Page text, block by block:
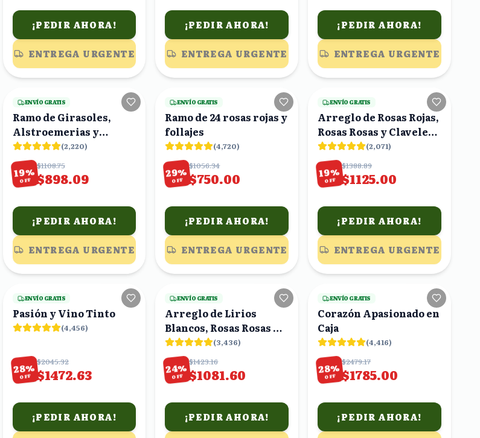
¡PEDIR AHORA!
ENTREGA URGENTE
¡PEDIR AHORA!
ENTREGA URGENTE
¡PEDIR AHORA!
ENTREGA URGENTE
9viendo
ENVÍO GRATIS
Ramo de Girasoles,
Alstroemerias y
Claveles Rosas
(2,220)
19%
OFF
$1108.75
$898.09
¡PEDIR AHORA!
ENTREGA URGENTE
19viendo
ENVÍO GRATIS
Ramo de 24 rosas rojas y
follajes
(4,720)
29%
OFF
$1056.34
$750.00
¡PEDIR AHORA!
ENTREGA URGENTE
6viendo
ENVÍO GRATIS
Arreglo de Rosas Rojas,
Rosas Rosas y Claveles
Blancos en Caja Rosa
(2,071)
19%
OFF
$1388.89
$1125.00
¡PEDIR AHORA!
ENTREGA URGENTE
17viendo
ENVÍO GRATIS
Pasión y Vino Tinto
(4,456)
28%
OFF
$2045.32
$1472.63
¡PEDIR AHORA!
15viendo
ENVÍO GRATIS
Arreglo de Lirios
Blancos, Rosas Rosas y
Astromelias en Florero
(3,436)
24%
OFF
$1423.16
$1081.60
¡PEDIR AHORA!
19viendo
ENVÍO GRATIS
Corazón Apasionado en
Caja
(4,416)
28%
OFF
$2479.17
$1785.00
¡PEDIR AHORA!